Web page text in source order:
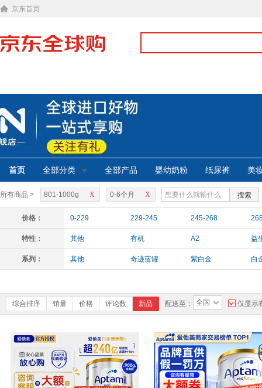
京东首页
首页 全部分类 全部产品 婴幼奶粉 纸尿裤 美
所有商品 > X
801-1000g X
0-6个月 搜索
价格： 0-229 229-245 245-268
特性： 其他 有机 A2 益
系列： 其他 奇迹蓝罐 紫白金 白
综合排序 销量 价格 评论数 新品 配送至： 全国 仅显示